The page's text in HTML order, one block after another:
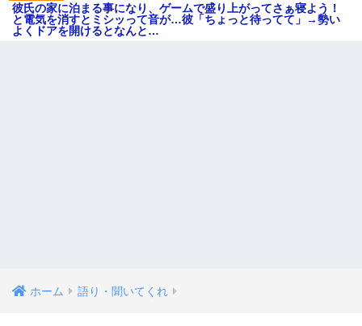
彼氏の家に泊まる事になり、ゲームで盛り上がってさぁ寝よう！
と電気を消すとミシッって音が…彼「ちょっと待ってて」→勢い
よくドアを開けるとなんと…
ホーム 語り・聞いてくれ